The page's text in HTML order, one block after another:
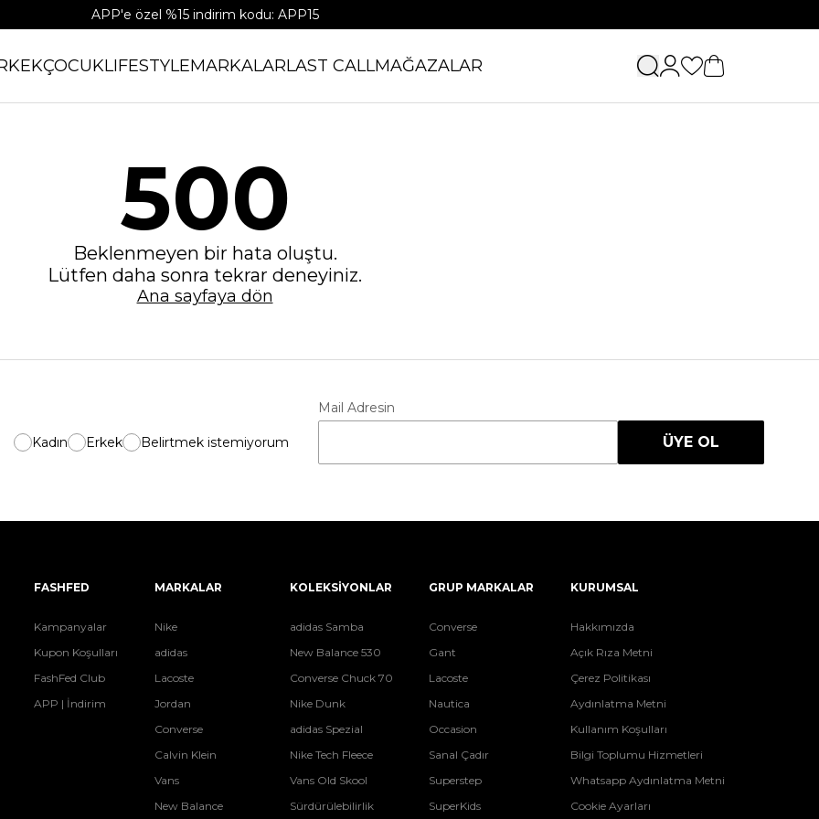
APP'e özel %15 indirim kodu: APP15
ÇOCUKLIFESTYLEMARKALARLAST CALLMAĞAZALAR
500
Beklenmeyen bir hata oluştu.
Lütfen daha sonra tekrar deneyiniz.
Ana sayfaya dön
Kadın Erkek Belirtmek istemiyorum
Mail Adresin
ÜYE OL
FASHFED
Kampanyalar
Kupon Koşulları
FashFed Club
APP | İndirim
MARKALAR
Nike
adidas
Lacoste
Jordan
Converse
Calvin Klein
Vans
New Balance
KOLEKSİYONLAR
adidas Samba
New Balance 530
Converse Chuck 70
Nike Dunk
adidas Spezial
Nike Tech Fleece
Vans Old Skool
Sürdürülebilirlik
GRUP MARKALAR
Converse
Gant
Lacoste
Nautica
Occasion
Sanal Çadır
Superstep
SuperKids
KURUMSAL
Hakkımızda
Açık Rıza Metni
Çerez Politikası
Aydınlatma Metni
Kullanım Koşulları
Bilgi Toplumu Hizmetleri
Whatsapp Aydınlatma Metni
Cookie Ayarları